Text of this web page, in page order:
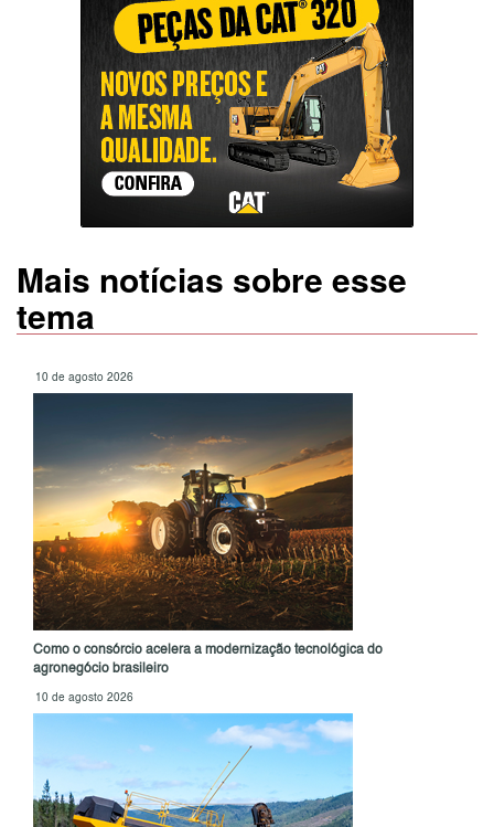
Mais notícias sobre esse
tema
10 de agosto 2026
Como o consórcio acelera a modernização tecnológica do
agronegócio brasileiro
10 de agosto 2026